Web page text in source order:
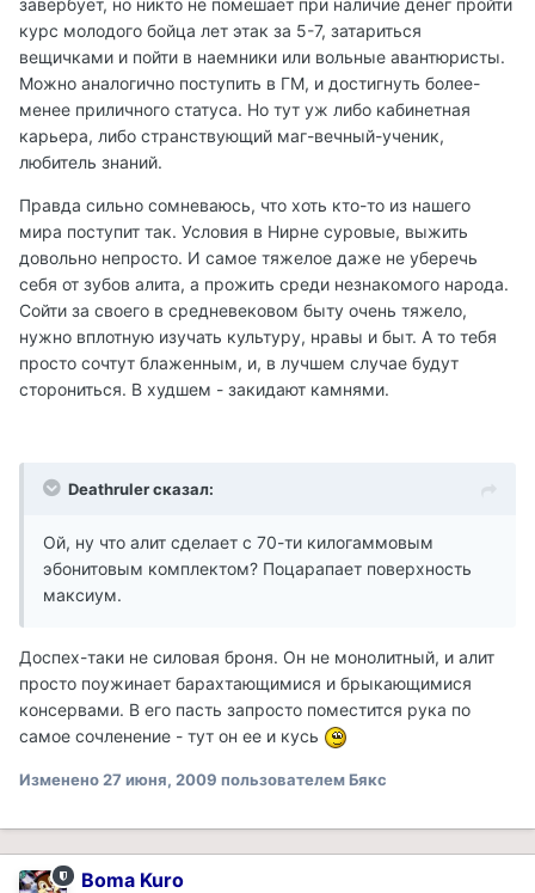
курс молодого бойца лет этак за 5-7, затариться
вещичками и пойти в наемники или вольные авантюристы.
Можно аналогично поступить в ГМ, и достигнуть более-
менее приличного статуса. Но тут уж либо кабинетная
карьера, либо странствующий маг-вечный-ученик,
любитель знаний.
Правда сильно сомневаюсь, что хоть кто-то из нашего
мира поступит так. Условия в Нирне суровые, выжить
довольно непросто. И самое тяжелое даже не уберечь
себя от зубов алита, а прожить среди незнакомого народа.
Сойти за своего в средневековом быту очень тяжело,
нужно вплотную изучать культуру, нравы и быт. А то тебя
просто сочтут блаженным, и, в лучшем случае будут
сторониться. В худшем - закидают камнями.
Deathruler сказал:
Ой, ну что алит сделает с 70-ти килогаммовым
эбонитовым комплектом? Поцарапает поверхность
максиум.
Доспех-таки не силовая броня. Он не монолитный, и алит
просто поужинает барахтающимися и брыкающимися
консервами. В его пасть запросто поместится рука по
самое сочленение - тут он ее и кусь
Изменено 27 июня, 2009 пользователем Бякс
Boma Kuro